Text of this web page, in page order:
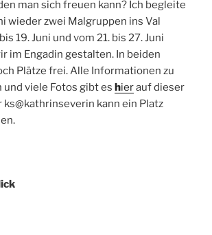
man sich freuen kann? Ich begleite
wieder zwei Malgruppen ins Val
19. Juni und vom 21. bis 27. Juni
im Engadin gestalten. In beiden
Plätze frei. Alle Informationen zu
und viele Fotos gibt es hierauf dieser
ks@kathrinseverin kann ein Platz